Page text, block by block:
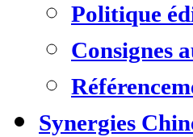
Politique
Consignes
Synergies